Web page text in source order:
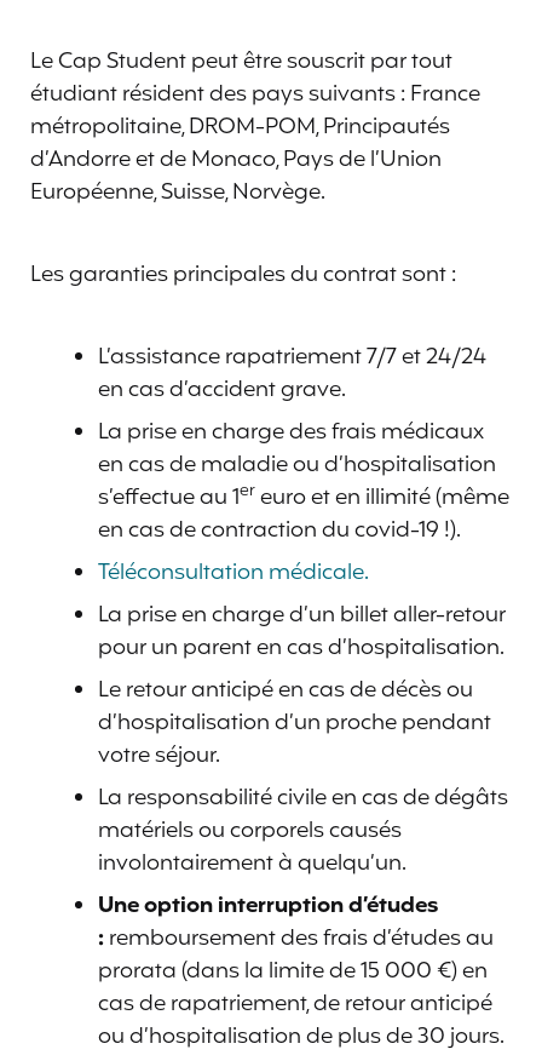
Le Cap Student peut être souscrit par tout
étudiant résident des pays suivants : France
métropolitaine, DROM-POM, Principautés
d’Andorre et de Monaco, Pays de l’Union
Européenne, Suisse, Norvège.
Les garanties principales du contrat sont :
L’assistance rapatriement 7/7 et 24/24
en cas d’accident grave.
La prise en charge des frais médicaux
en cas de maladie ou d’hospitalisation
s’effectue au 1ereuro et en illimité (même
en cas de contraction du covid-19 !).
Téléconsultation médicale.
La prise en charge d’un billet aller-retour
pour un parent en cas d’hospitalisation.
Le retour anticipé en cas de décès ou
d’hospitalisation d’un proche pendant
votre séjour.
La responsabilité civile en cas de dégâts
matériels ou corporels causés
involontairement à quelqu’un.
Une option interruption d’études
:remboursement des frais d’études au
prorata (dans la limite de 15 000 €) en
cas de rapatriement, de retour anticipé
ou d’hospitalisation de plus de 30 jours.